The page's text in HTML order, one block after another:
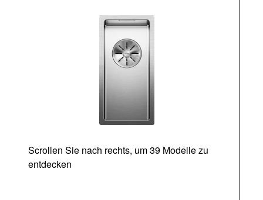
Scrollen Sie nach rechts, um 39 Modelle zu
entdecken